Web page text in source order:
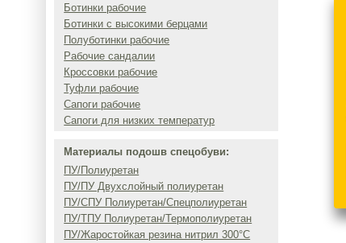
Ботинки рабочие
Ботинки с высокими берцами
Полуботинки рабочие
Рабочие сандалии
Кроссовки рабочие
Туфли рабочие
Сапоги рабочие
Сапоги для низких температур
Материалы подошв спецобуви:
ПУ/Полиуретан
ПУ/ПУ Двухслойный полиуретан
ПУ/СПУ Полиуретан/Спецполиуретан
ПУ/ТПУ Полиуретан/Термополиуретан
ПУ/Жаростойкая резина нитрил 300°C